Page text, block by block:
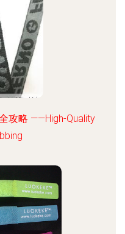
攻略 ——High-Quality